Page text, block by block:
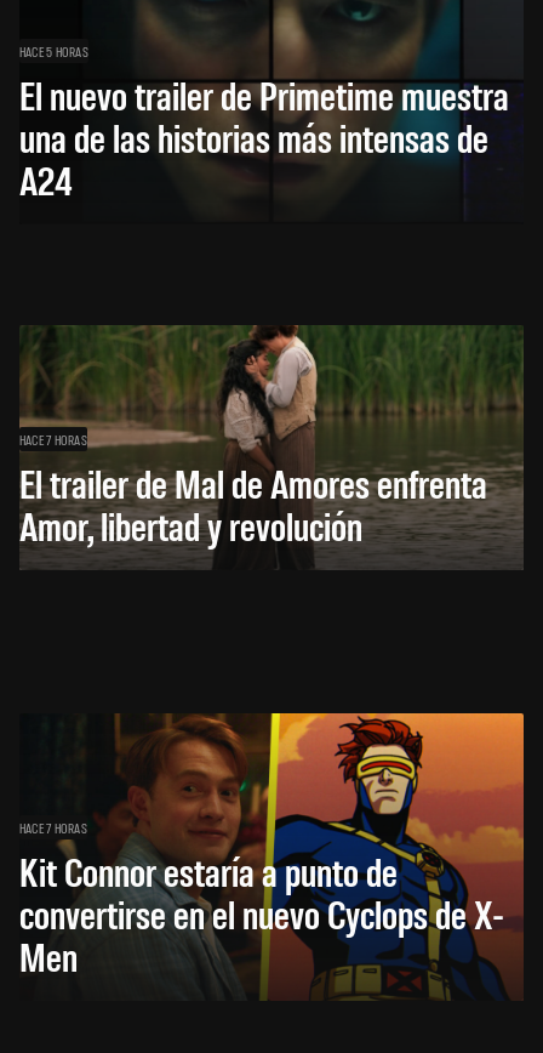
HACE 5 HORAS
El nuevo trailer de Primetime muestra
una de las historias más intensas de
A24
HACE 7 HORAS
El trailer de Mal de Amores enfrenta
Amor, libertad y revolución
HACE 7 HORAS
Kit Connor estaría a punto de
convertirse en el nuevo Cyclops de X-
Men